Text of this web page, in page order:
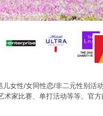
女性/女同性恋/非二元性别活
家比赛、单打活动等等。官